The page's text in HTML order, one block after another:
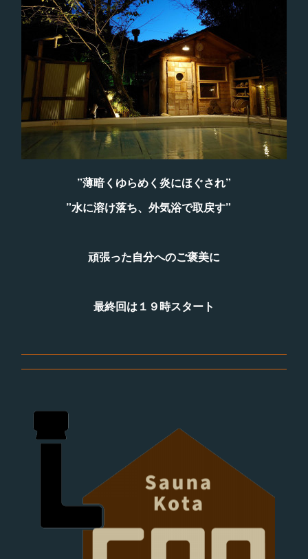
”薄暗くゆらめく炎にほぐされ”
”水に溶け落ち、外気浴で取戻す”
頑張った自分へのご褒美に
最終回は１９時スタート